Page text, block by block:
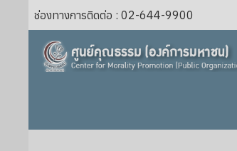
ช่องทางการติดต่อ : 02-644-9900